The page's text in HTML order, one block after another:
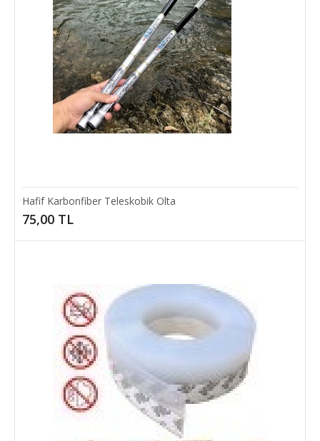
Çok Amaçlı Sihirli Tel Temizlik Bezi
Ürün AçıklamasıIslak ve Kuru için Çok Amaçlı Tel Bulaşık Yıkama
BeziÇok amaçlı tel bulaşık bezi, bul..
6,00 TL
SEPETE EKLE
Hafif Karbonfiber Teleskobik Olta
75,00 TL